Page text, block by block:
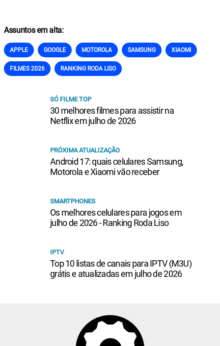
Assuntos em alta:
APPLE GOOGLE MOTOROLA SAMSUNG XIAOMI
FILMES 2026 RANKING RODA LISO
SÓ FILME TOP
30 melhores filmes para assistir na
Netflix em julho de 2026
PRÓXIMA ATUALIZAÇÃO
Android 17: quais celulares Samsung,
Motorola e Xiaomi vão receber
SMARTPHONES
Os melhores celulares para jogos em
julho de 2026 - Ranking Roda Liso
IPTV
Top 10 listas de canais para IPTV (M3U)
grátis e atualizadas em julho de 2026